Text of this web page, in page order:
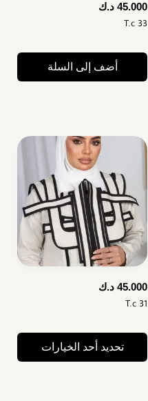
45.000 د.ك
T.c 33
أضف إلى السلة
45.000 د.ك
T.c 31
تحديد أحد الخيارات